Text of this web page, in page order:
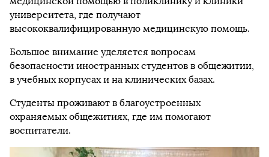
университета, где получают
высококвалифицированную медицинскую помощь.
Большое внимание уделяется вопросам
безопасности иностранных студентов в общежитии,
в учебных корпусах и на клинических базах.
Студенты проживают в благоустроенных
охраняемых общежитиях, где им помогают
воспитатели.